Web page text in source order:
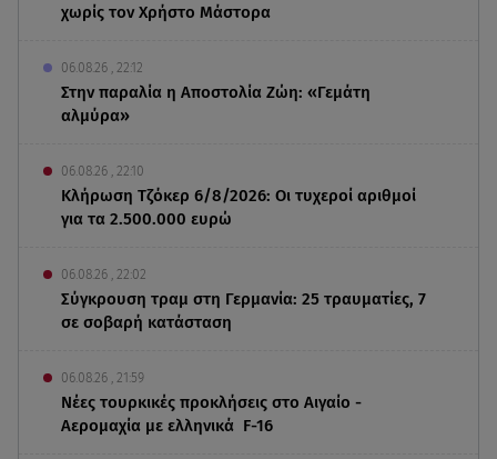
χωρίς τον Χρήστο Μάστορα
06.08.26 , 22:12
Στην παραλία η Αποστολία Ζώη: «Γεμάτη
αλμύρα»
06.08.26 , 22:10
Κλήρωση Τζόκερ 6/8/2026: Οι τυχεροί αριθμοί
για τα 2.500.000 ευρώ
06.08.26 , 22:02
Σύγκρουση τραμ στη Γερμανία: 25 τραυματίες, 7
σε σοβαρή κατάσταση
06.08.26 , 21:59
Νέες τουρκικές προκλήσεις στο Αιγαίο -
Αερομαχία με ελληνικά F-16